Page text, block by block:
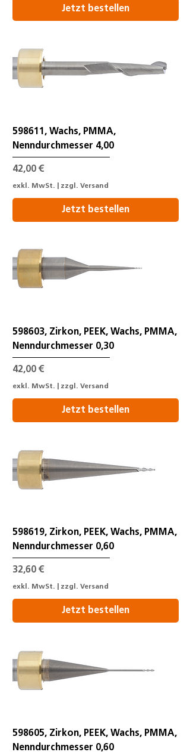
Jetzt bestellen
598611, Wachs, PMMA,
Nenndurchmesser 4,00
Preis
42,00 €
exkl. MwSt. zzgl. Versand
Jetzt bestellen
598603, Zirkon, PEEK, Wachs, PMMA,
Nenndurchmesser 0,30
Preis
42,00 €
exkl. MwSt. zzgl. Versand
Jetzt bestellen
598619, Zirkon, PEEK, Wachs, PMMA,
Nenndurchmesser 0,60
Preis
32,60 €
exkl. MwSt. zzgl. Versand
Jetzt bestellen
598605, Zirkon, PEEK, Wachs, PMMA,
Nenndurchmesser 0,60